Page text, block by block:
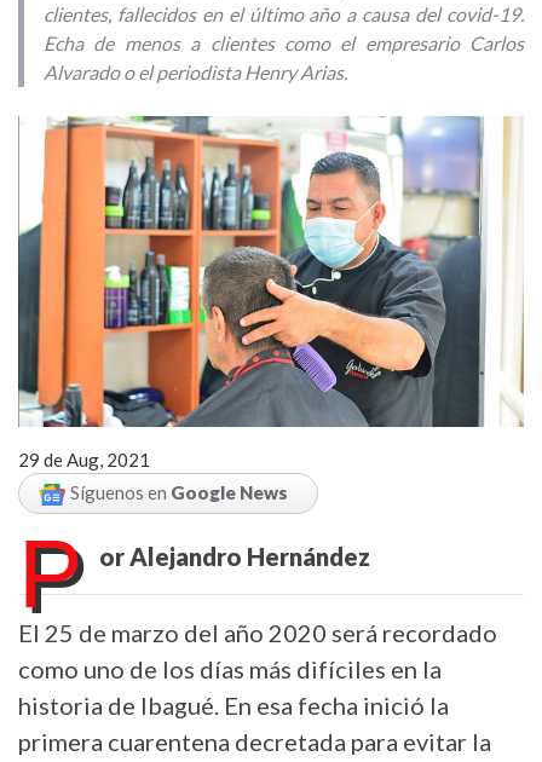
clientes, fallecidos en el último año a causa del covid-19.
Echa de menos a clientes como el empresario Carlos
Alvarado o el periodista Henry Arias.
29 de Aug, 2021
Síguenos en Google News
P or Alejandro Hernández
El 25 de marzo del año 2020 será recordado
como uno de los días más difíciles en la
historia de Ibagué. En esa fecha inició la
primera cuarentena decretada para evitar la